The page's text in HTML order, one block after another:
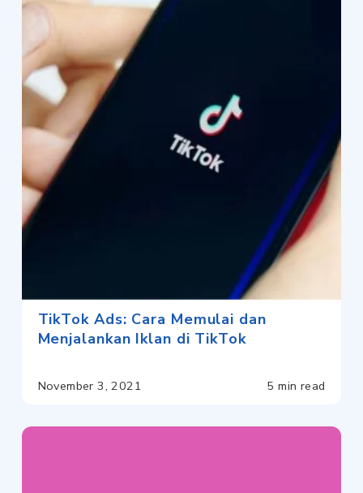
TikTok Ads: Cara Memulai dan
Menjalankan Iklan di TikTok
November 3, 2021 5 min read